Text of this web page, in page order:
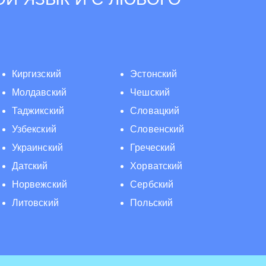
Киргизский
Молдавский
Таджикский
Узбекский
Украинский
Датский
Норвежский
Литовский
Эстонский
Чешский
Словацкий
Словенский
Греческий
Хорватский
Сербский
Польский